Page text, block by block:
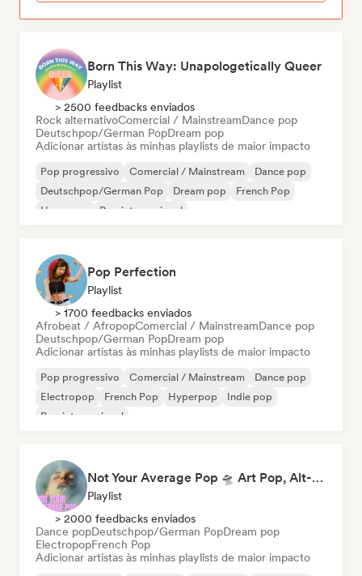
Born This Way: Unapologetically Queer
Playlist
> 2500 feedbacks enviados
Rock alternativoComercial / MainstreamDance pop
Deutschpop/German PopDream pop
Adicionar artistas às minhas playlists de maior impacto
Pop progressivo Comercial / Mainstream
Dance pop
Deutschpop/German Pop
Dream pop
French Pop
Hyperpop
Pop internacional
Pop Perfection
Playlist
> 1700 feedbacks enviados
Afrobeat / AfropopComercial / MainstreamDance pop
Deutschpop/German PopDream pop
Adicionar artistas às minhas playlists de maior impacto
Pop progressivo Comercial / Mainstream
Dance pop
Electropop
French Pop Hyperpop
Indie pop
Pop internacional
Not Your Average Pop 🛸 Art Pop, Alt-Pop & Indie Pop
Playlist
> 2000 feedbacks enviados
Dance popDeutschpop/German PopDream pop
ElectropopFrench Pop
Adicionar artistas às minhas playlists de maior impacto